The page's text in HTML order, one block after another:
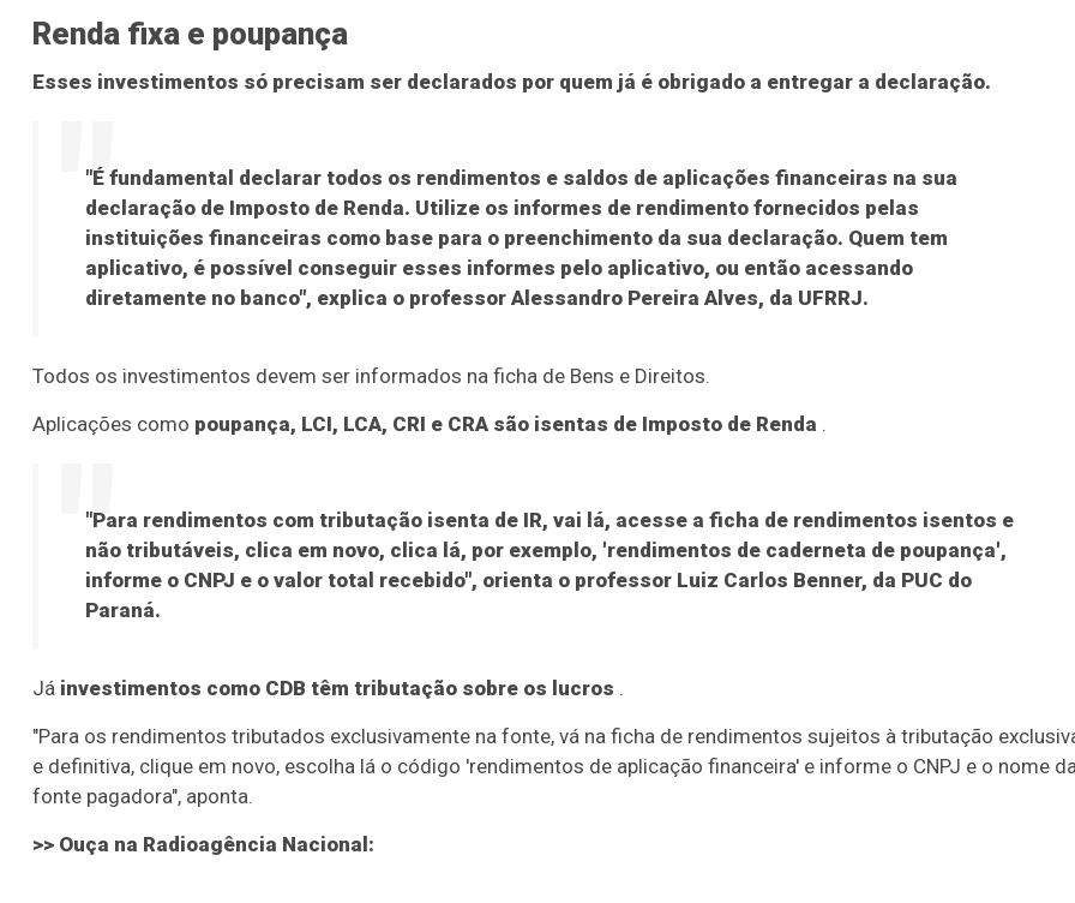
Renda fixa e poupança
Esses investimentos só precisam ser declarados por quem já é obrigado a entregar a declaração.
"É fundamental declarar todos os rendimentos e saldos de aplicações financeiras na sua
declaração de Imposto de Renda. Utilize os informes de rendimento fornecidos pelas
instituições financeiras como base para o preenchimento da sua declaração. Quem tem
aplicativo, é possível conseguir esses informes pelo aplicativo, ou então acessando
diretamente no banco", explica o professor Alessandro Pereira Alves, da UFRRJ.
Todos os investimentos devem ser informados na ficha de Bens e Direitos.
Aplicações como poupança, LCI, LCA, CRI e CRA são isentas de Imposto de Renda .
"Para rendimentos com tributação isenta de IR, vai lá, acesse a ficha de rendimentos isentos e
não tributáveis, clica em novo, clica lá, por exemplo, 'rendimentos de caderneta de poupança',
informe o CNPJ e o valor total recebido", orienta o professor Luiz Carlos Benner, da PUC do
Paraná.
Já investimentos como CDB têm tributação sobre os lucros .
"Para os rendimentos tributados exclusivamente na fonte, vá na ficha de rendimentos sujeitos à tributação
e definitiva, clique em novo, escolha lá o código 'rendimentos de aplicação financeira' e informe o CNPJ e o nome
fonte pagadora", aponta.
>> Ouça na Radioagência Nacional: